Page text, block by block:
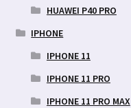
HUAWEI P40 PRO
IPHONE
IPHONE 11
IPHONE 11 PRO
IPHONE 11 PRO MAX